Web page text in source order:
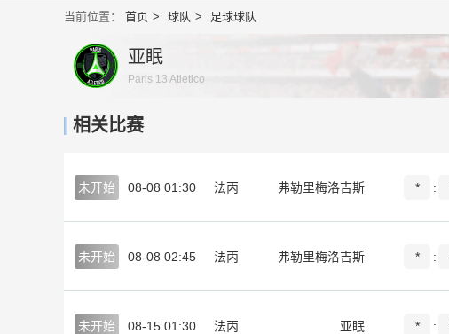
当前位置： 首页 球队 足球球队
亚眠
Paris 13 Atletico
相关比赛
未开始 08-08 01:30 法丙 弗勒里梅洛吉斯 * :
未开始 08-08 02:45 法丙 弗勒里梅洛吉斯 * :
未开始 08-15 01:30 法丙 亚眠 * :